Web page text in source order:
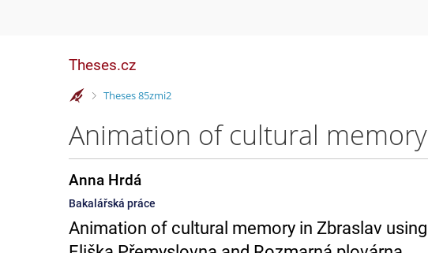
Theses.cz
>
Theses 85zmi2
Anna Hrdá
Bakalářská práce
Animation of cultural memory in Zbraslav